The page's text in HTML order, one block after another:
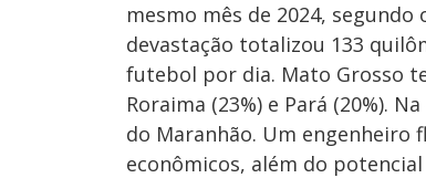
mesmo mês de 2024,
devastação totalizou 133
futebol por dia. Mato Grosso
Roraima (23%) e Pará (20%).
do Maranhão. Um
econômicos, além do